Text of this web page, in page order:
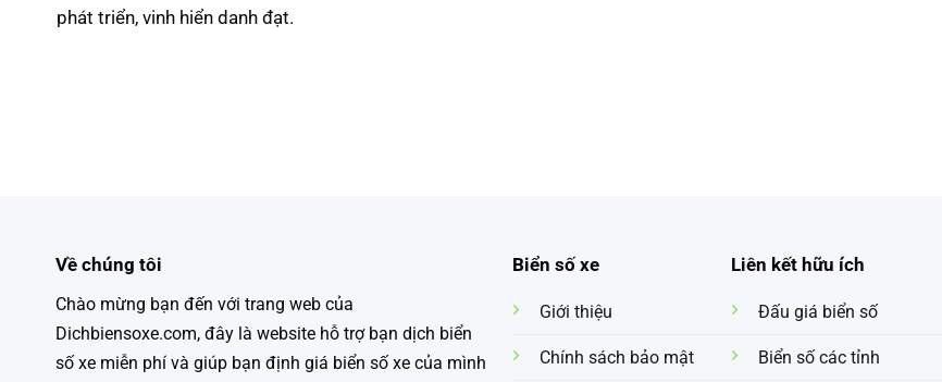
phát triển, vinh hiển danh đạt.
Về chúng tôi
Chào mừng bạn đến với trang web của
Dichbiensoxe.com, đây là website hỗ trợ bạn dịch biển
số xe miễn phí và giúp bạn định giá biển số xe của mình
Biển số xe
Giới thiệu
Chính sách bảo mật
Liên kết hữu ích
Đấu giá biển số
Biển số các tỉnh